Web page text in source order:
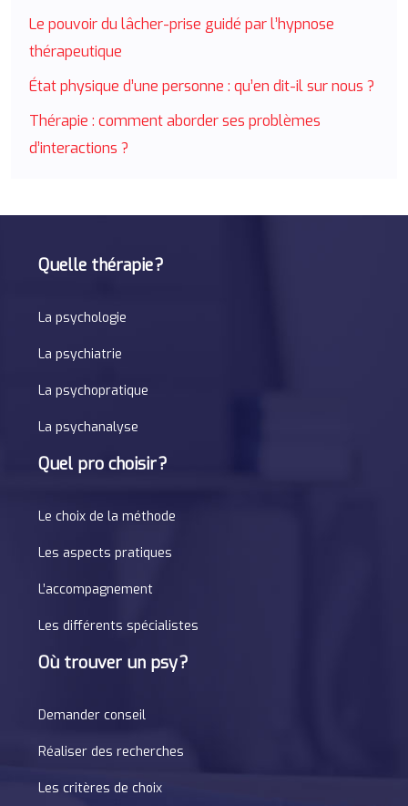
Le pouvoir du lâcher-prise guidé par l’hypnose
thérapeutique
État physique d’une personne : qu’en dit-il sur nous ?
Thérapie : comment aborder ses problèmes
d’interactions ?
Quelle thérapie ?
La psychologie
La psychiatrie
La psychopratique
La psychanalyse
Quel pro choisir ?
Le choix de la méthode
Les aspects pratiques
L’accompagnement
Les différents spécialistes
Où trouver un psy ?
Demander conseil
Réaliser des recherches
Les critères de choix